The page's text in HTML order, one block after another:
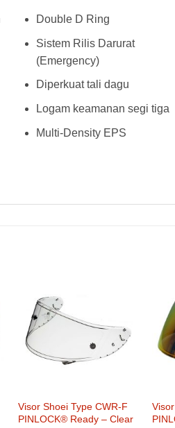
Double D Ring
Sistem Rilis Darurat
(Emergency)
Diperkuat tali dagu
Logam keamanan segi tiga
Multi-Density EPS
Visor Shoei Type CWR-F
PINLOCK® Ready – Clear